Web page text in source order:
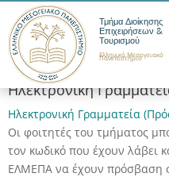
Τμήμα Διοίκησης
Επιχειρήσεων &
Τουρισμού
Ελληνικό Μεσογειακό
Πανεπιστήμιο
Ηλεκτρονική
Ηλεκτρονική Γραμματεία
Οι φοιτητές του τμήματος
τον κωδικό που έχουν λάβει
ΕΛΜΕΠΑ να έχουν πρόσβαση